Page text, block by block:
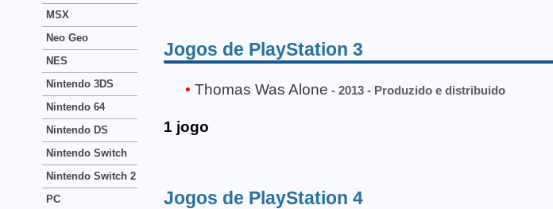
Jogos de PlayStation 3
Thomas Was Alone - 2013 - Produzido e distribuido
1 jogo
Jogos de PlayStation 4
MSX
Neo Geo
NES
Nintendo 3DS
Nintendo 64
Nintendo DS
Nintendo Switch
Nintendo Switch 2
PC